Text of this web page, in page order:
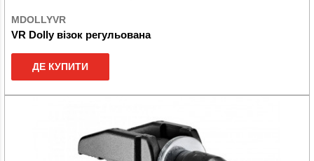
MDOLLYVR
VR Dolly візок регульована
ДЕ КУПИТИ